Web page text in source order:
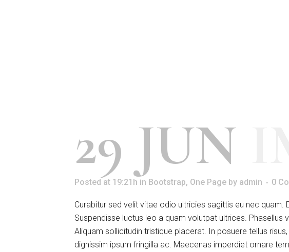
29 JUN
Posted at 19:21h in Bootstrap, One Page by admin 0
Curabitur sed velit vitae odio ultricies sagittis eu nec
Suspendisse luctus leo a quam volutpat ultrices.
Aliquam sollicitudin tristique placerat. In posuere tellus
dignissim ipsum fringilla ac. Maecenas imperdiet ornare